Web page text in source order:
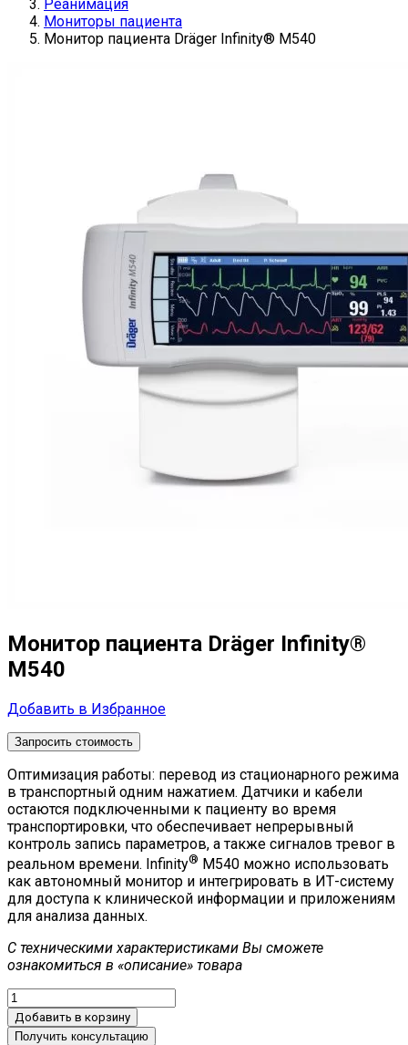
Реанимация
Мониторы пациента
Монитор пациента Dräger Infinity® M540
Монитор пациента Dräger Infinity®
M540
Добавить в Избранное
Запросить стоимость
Оптимизация работы: перевод из стационарного режима
в транспортный одним нажатием. Датчики и кабели
остаются подключенными к пациенту во время
транспортировки, что обеспечивает непрерывный
контроль запись параметров, а также сигналов тревог в
реальном времени. Infinity® M540 можно использовать
как автономный монитор и интегрировать в ИТ-систему
для доступа к клинической информации и приложениям
для анализа данных.
С техническими характеристиками Вы сможете
ознакомиться в «описание» товара
Добавить в корзину
Получить консультацию